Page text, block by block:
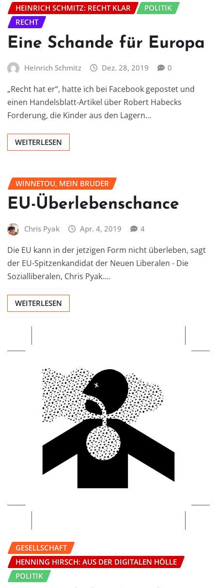
HEINRICH SCHMITZ: RECHT KLAR
POLITIK
RECHT
Eine Schande für Europa
Heinrich Schmitz Dez. 28, 2019 0
„Recht hat er“, hatte ich bei Facebook gepostet und
einen Handelsblatt-Artikel über Robert Habecks
Forderung, die Kinder aus den Lagern…
WEITERLESEN
WINNETOU, MEIN BRUDER
EU-Überlebenschance
Chris Pyak Apr. 4, 2019 4
Die EU kann in der jetzigen Form nicht überleben, sagt
der EU-Spitzenkandidat der Neuen Liberalen - Die
Sozialliberalen, Chris Pyak.…
WEITERLESEN
GESELLSCHAFT
HENNING HIRSCH: AUS DER DIGITALEN HÖLLE
POLITIK